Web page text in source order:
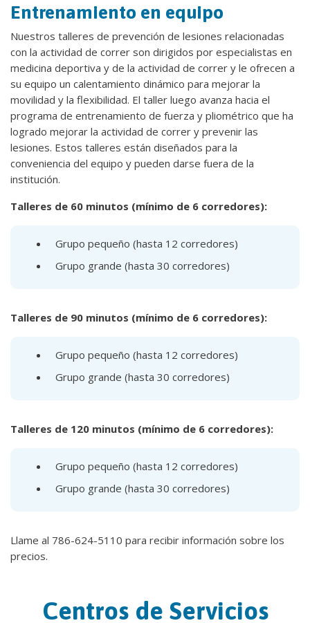
Entrenamiento en equipo
Nuestros talleres de prevención de lesiones relacionadas
con la actividad de correr son dirigidos por especialistas en
medicina deportiva y de la actividad de correr y le ofrecen a
su equipo un calentamiento dinámico para mejorar la
movilidad y la flexibilidad. El taller luego avanza hacia el
programa de entrenamiento de fuerza y pliométrico que ha
logrado mejorar la actividad de correr y prevenir las
lesiones. Estos talleres están diseñados para la
conveniencia del equipo y pueden darse fuera de la
institución.
Talleres de 60 minutos (mínimo de 6 corredores):
Grupo pequeño (hasta 12 corredores)
Grupo grande (hasta 30 corredores)
Talleres de 90 minutos (mínimo de 6 corredores):
Grupo pequeño (hasta 12 corredores)
Grupo grande (hasta 30 corredores)
Talleres de 120 minutos (mínimo de 6 corredores):
Grupo pequeño (hasta 12 corredores)
Grupo grande (hasta 30 corredores)
Llame al 786-624-5110 para recibir información sobre los
precios.
Centros de Servicios